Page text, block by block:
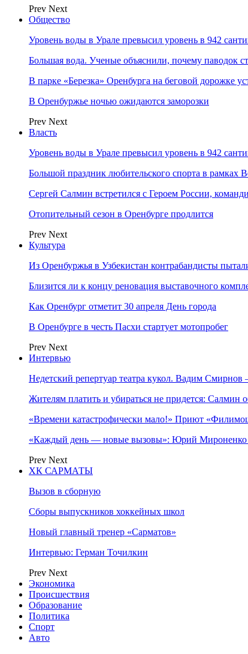
Prev Next
Общество
Уровень воды в Урале превысил уровень в 942
Большая вода. Ученые объяснили, почему паводок
В парке «Березка» Оренбурга на беговой дорожке
В Оренбуржье ночью ожидаются заморозки
Prev Next
Власть
Уровень воды в Урале превысил уровень в 942
Большой праздник любительского спорта в рамках
Сергей Салмин встретился с Героем России,
Отопительный сезон в Оренбурге продлится
Prev Next
Культура
Из Оренбуржья в Узбекистан контрабандисты
Близится ли к концу реновация выставочного
Как Оренбург отметит 30 апреля День города
В Оренбурге в честь Пасхи стартует мотопробег
Prev Next
Интервью
Недетский репертуар театра кукол. Вадим
Жителям платить и убираться не придется:
«Времени катастрофически мало!» Приют
«Каждый день — новые вызовы»: Юрий Мироненко
Prev Next
ХК САРМАТЫ
Вызов в сборную
Сборы выпускников хоккейных школ
Новый главный тренер «Сарматов»
Интервью: Герман Точилкин
Prev Next
Экономика
Происшествия
Образование
Политика
Спорт
Авто